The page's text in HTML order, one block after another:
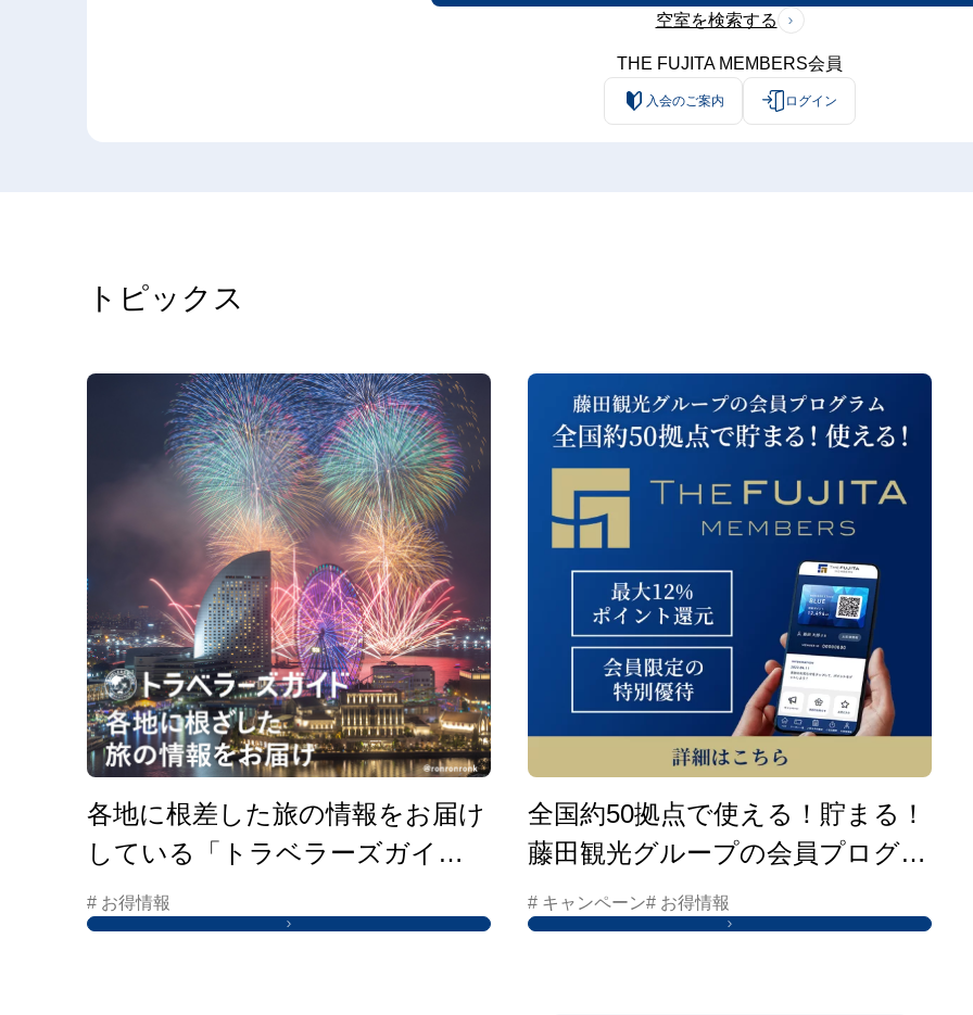
THE FUJITA MEMBERS会員
入会のご案内 ログイン
空室を検索する
トピックス
各地に根差した旅の情報をお届け
している「トラベラーズガイ
ド」はこちらから
# お得情報
全国約50拠点で使える！貯まる！
藤田観光グループの会員プログラ
ムはこちら
# キャンペーン# お得情報